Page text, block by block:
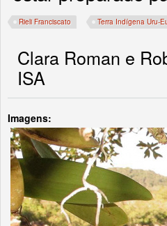
Rieli Franciscato Terra Indígena Uru-
Clara Roman e
ISA
Imagens: